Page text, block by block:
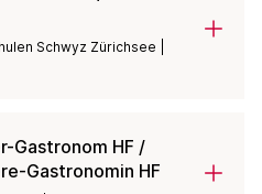
Schwyz Zürichsee |
Gastronom HF /
Gastronomin HF